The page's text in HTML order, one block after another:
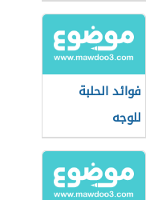
فوائد الحلبة
للوجه